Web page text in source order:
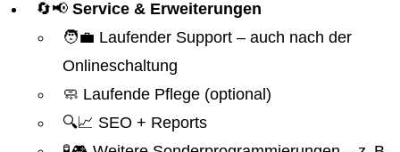
🔄📢 Service & Erweiterungen
🧑‍💼 Laufender Support – auch nach der
Onlineschaltung
🧼 Laufende Pflege (optional)
🔍📈 SEO + Reports